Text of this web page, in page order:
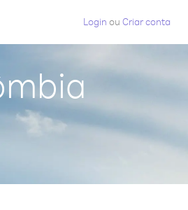
Login ou Criar conta